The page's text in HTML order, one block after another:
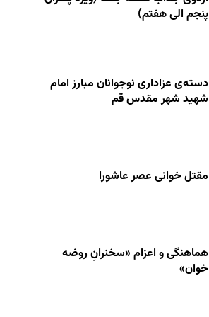
پنجم الی هفتم)
دسته‌ی عزاداری نوجوانان مبارز امام
شهید شهر مقدس قم
مقتل خوانی عصر عاشورا
هماهنگی و اعزام «سخنرانِ روضه
خوان»